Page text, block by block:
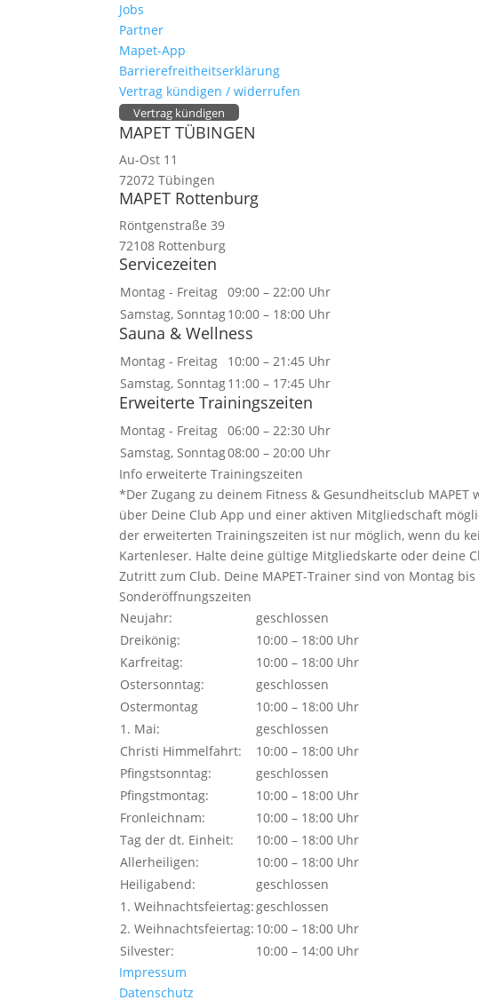
Jobs
Partner
Mapet-App
Barrierefreitheitserklärung
Vertrag kündigen / widerrufen
Vertrag kündigen
MAPET TÜBINGEN
Au-Ost 11
72072 Tübingen
MAPET Rottenburg
Röntgenstraße 39
72108 Rottenburg
Servicezeiten
Montag - Freitag
09:00 – 22:00 Uhr
Samstag, Sonntag10:00 – 18:00 Uhr
Sauna & Wellness
Montag - Freitag
10:00 – 21:45 Uhr
Samstag, Sonntag11:00 – 17:45 Uhr
Erweiterte Trainingszeiten
Montag - Freitag
06:00 – 22:30 Uhr
Samstag, Sonntag08:00 – 20:00 Uhr
Info erweiterte Trainingszeiten
*Der Zugang zu deinem Fitness & Gesundheitsclub
über Deine Club App und einer aktiven Mitgliedschaft
der erweiterten Trainingszeiten ist nur möglich, wenn du
Kartenleser. Halte deine gültige Mitgliedskarte oder deine
Zutritt zum Club. Deine MAPET-Trainer sind von Montag
Sonderöffnungszeiten
Neujahr:
geschlossen
Dreikönig:
10:00 – 18:00 Uhr
Karfreitag:
10:00 – 18:00 Uhr
Ostersonntag:
geschlossen
Ostermontag
10:00 – 18:00 Uhr
1. Mai:
geschlossen
Christi Himmelfahrt:
10:00 – 18:00 Uhr
Pfingstsonntag:
geschlossen
Pfingstmontag:
10:00 – 18:00 Uhr
Fronleichnam:
10:00 – 18:00 Uhr
Tag der dt. Einheit:
10:00 – 18:00 Uhr
Allerheiligen:
10:00 – 18:00 Uhr
Heiligabend:
geschlossen
1. Weihnachtsfeiertag:geschlossen
2. Weihnachtsfeiertag: 10:00 – 18:00 Uhr
Silvester:
10:00 – 14:00 Uhr
Impressum
Datenschutz